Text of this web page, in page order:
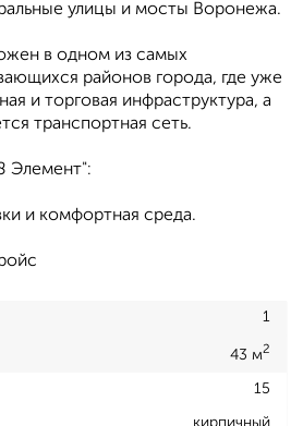
улицы и мосты Воронежа.
в одном из самых
районов города, где уже
и торговая инфраструктура, а
транспортная сеть.
Элемент":
и комфортная среда.
1
43 м2
15
кирпичный